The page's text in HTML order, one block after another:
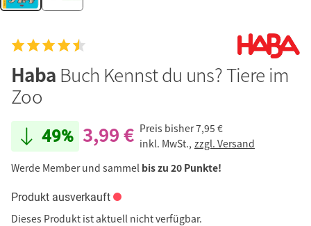
Haba Buch Kennst du uns? Tiere im
Zoo
49% 3,99 € Preis bisher7,95 €
inkl. MwSt., zzgl. Versand
Werde Member und sammel bis zu 20 Punkte!
Produkt ausverkauft
Dieses Produkt ist aktuell nicht verfügbar.